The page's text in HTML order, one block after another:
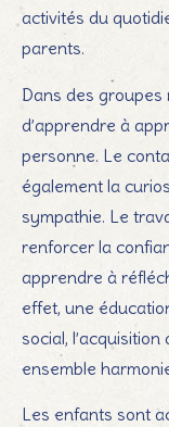
activités du
parents.
Dans des groupes
d’apprendre à
personne. Le
également la
sympathie. Le
renforcer la
apprendre à
effet, une
social,
ensemble
Les enfants sont